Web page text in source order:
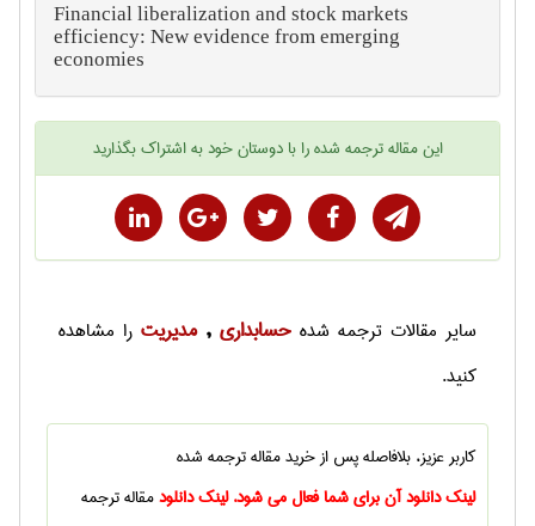
Financial liberalization and stock markets
efficiency: New evidence from emerging
economies
اینمقاله ترجمه شدهرا با دوستان خود به اشتراک بگذارید
سایر مقالات ترجمه شده حسابداری ,مديريت را مشاهده
کنید.
کاربر عزیز، بلافاصله پس از خریدمقاله ترجمه شده
لینک دانلود آن برای شما فعال می شود. لینک دانلودمقاله ترجمه